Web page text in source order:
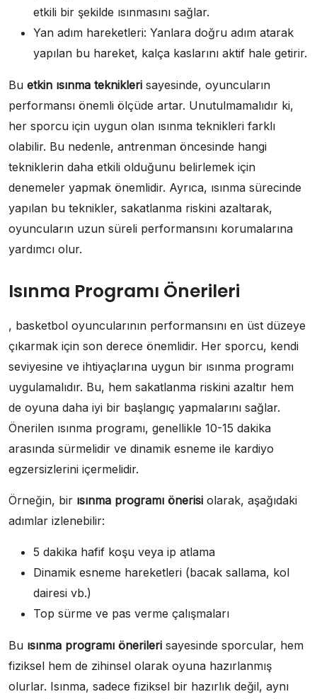
etkili bir şekilde ısınmasını sağlar.
Yan adım hareketleri: Yanlara doğru adım atarak
yapılan bu hareket, kalça kaslarını aktif hale getirir.
Bu etkin ısınma teknikleri sayesinde, oyuncuların
performansı önemli ölçüde artar. Unutulmamalıdır ki,
her sporcu için uygun olan ısınma teknikleri farklı
olabilir. Bu nedenle, antrenman öncesinde hangi
tekniklerin daha etkili olduğunu belirlemek için
denemeler yapmak önemlidir. Ayrıca, ısınma sürecinde
yapılan bu teknikler, sakatlanma riskini azaltarak,
oyuncuların uzun süreli performansını korumalarına
yardımcı olur.
Isınma Programı Önerileri
, basketbol oyuncularının performansını en üst düzeye
çıkarmak için son derece önemlidir. Her sporcu, kendi
seviyesine ve ihtiyaçlarına uygun bir ısınma programı
uygulamalıdır. Bu, hem sakatlanma riskini azaltır hem
de oyuna daha iyi bir başlangıç yapmalarını sağlar.
Önerilen ısınma programı, genellikle 10-15 dakika
arasında sürmelidir ve dinamik esneme ile kardiyo
egzersizlerini içermelidir.
Örneğin, bir ısınma programı önerisi olarak, aşağıdaki
adımlar izlenebilir:
5 dakika hafif koşu veya ip atlama
Dinamik esneme hareketleri (bacak sallama, kol
dairesi vb.)
Top sürme ve pas verme çalışmaları
Bu ısınma programı önerileri sayesinde sporcular, hem
fiziksel hem de zihinsel olarak oyuna hazırlanmış
olurlar. Isınma, sadece fiziksel bir hazırlık değil, aynı